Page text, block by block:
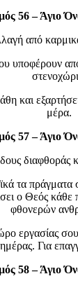
56 – Άγιο
από
υποφέρουν
και
μέρα.
57 – Άγιο
διαφθοράς
τα πράγματα
ο Θεός κάθε
φθονερών
εργασίας σου
Για
58 – Άγιο